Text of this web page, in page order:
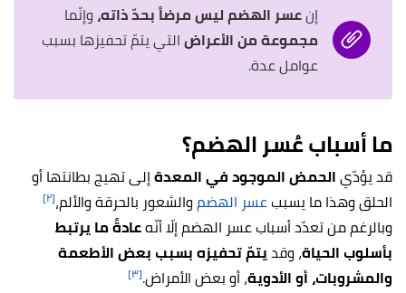
إنعسر الهضم ليس مرضاً بحدّ ذاته، وإنّما
مجموعة من الأعراضالتي يتمّ تحفيزها بسبب
عوامل عدة.
ما أسباب عُسر الهضم؟
قد يؤدّيالحمض الموجود في المعدةإلى تهيج بطانتها أو
الحلق وهذا ما يسببعسر الهضموالشعور بالحرقة والألم،[٢]
وبالرغم من تعدّد أسباب عسر الهضم إلّا أنّهعادةً ما يرتبط
بأسلوب الحياة، وقديتمّ تحفيزه بسبب بعض الأطعمة
والمشروبات، أو الأدوية، أو بعض الأمراض.[٣]